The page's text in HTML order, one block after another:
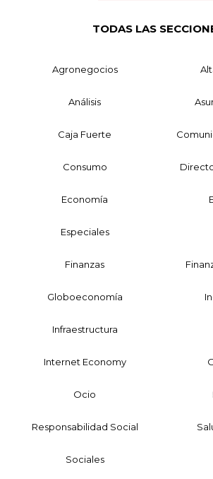
TODAS LAS
Agronegocios
Análisis
Caja Fuerte
Consumo
Economía
Especiales
Finanzas
Globoeconomía
Infraestructura
Internet Economy
Ocio
Responsabilidad Social
Sociales